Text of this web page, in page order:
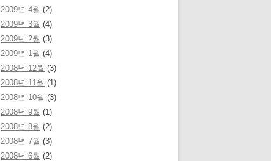
2009년 4월 (2)
2009년 3월 (4)
2009년 2월 (3)
2009년 1월 (4)
2008년 12월 (3)
2008년 11월 (1)
2008년 10월 (3)
2008년 9월 (1)
2008년 8월 (2)
2008년 7월 (3)
2008년 6월 (2)